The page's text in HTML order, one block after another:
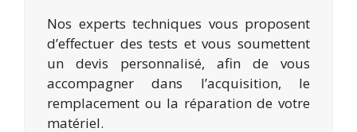
Nos experts techniques vous proposent
d’effectuer des tests et vous soumettent
un devis personnalisé, afin de vous
accompagner dans l’acquisition, le
remplacement ou la réparation de votre
matériel.